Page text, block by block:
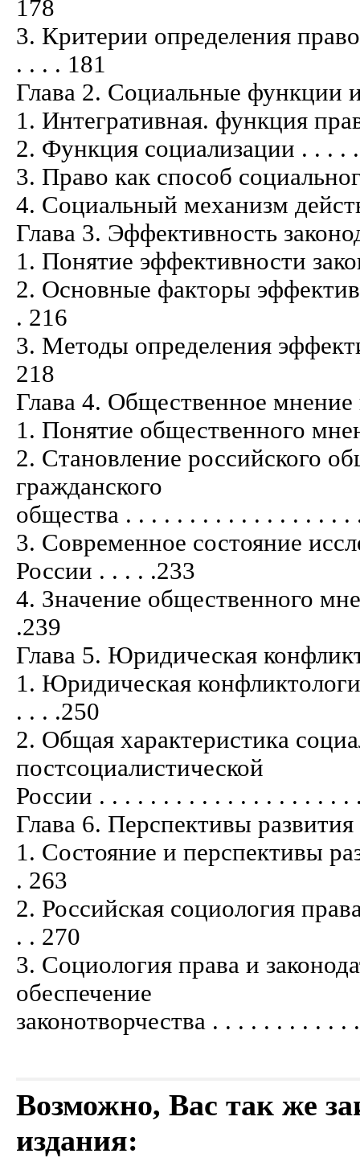
178
3. Критерии определения
. . . . 181
Глава 2. Социальные функции
1. Интегративная. функция
2. Функция социализации . . . .
3. Право как способ
4. Социальный механизм
Глава 3. Эффективность
1. Понятие эффективности
2. Основные факторы
. 216
3. Методы определения
218
Глава 4. Общественное мнение
1. Понятие общественного
2. Становление российского
гражданского
общества . . . . . . . . . . . . . . . . .
3. Современное состояние
России . . . . .233
4. Значение общественного
.239
Глава 5. Юридическая
1. Юридическая
. . . .250
2. Общая характеристика
постсоциалистической
России . . . . . . . . . . . . . . . . . . .
Глава 6. Перспективы
1. Состояние и перспективы
. 263
2. Российская социология
. . 270
3. Социология права и
обеспечение
законотворчества . . . . . . . . . .
Возможно, Вас так же
издания: